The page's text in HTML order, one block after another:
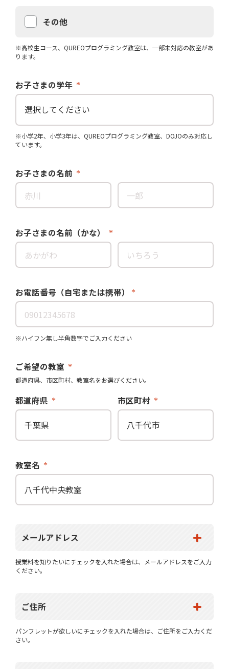
その他
※高校生コース、QUREOプログラミング教室は、一部未対応の教室があ
ります。
お子さまの学年
※小学2年、小学3年は、QUREOプログラミング教室、DOJOのみ対応し
ています。
お子さまの名前
お子さまの名前（かな）
お電話番号（自宅または携帯）
※ハイフン無し半角数字でご入力ください
ご希望の教室
都道府県、市区町村、教室名をお選びください。
都道府県 市区町村
教室名
メールアドレス
授業料を知りたいにチェックを入れた場合は、メールアドレスをご入力
ください。
ご住所
パンフレットが欲しいにチェックを入れた場合は、ご住所をご入力くだ
さい。